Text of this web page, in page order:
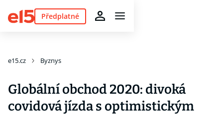
Předplatné
e15.cz Byznys
Globální obchod 2020: divoká
covidová jízda s optimistickým